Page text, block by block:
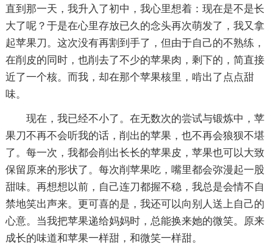
直到那一天，我升入了初中，我心里想着：现在是不是长
大了呢？于是在心里存放已久的念头再次萌发了，我又拿
起苹果刀。这次没有再割到手了，但由于自己的不熟练，
在削皮的同时，也削去了不少的苹果肉，剩下的，简直接
近了一个核。而我，却在那个苹果核里，啃出了点点甜
味。
现在，我已经不小了。在无数次的尝试与锻炼中，苹
果刀不再不会听我的话，削出的苹果，也不再会狼狈不堪
了。每一次，我都会削出长长的苹果皮，苹果也可以大致
保留原来的形状了。每次削苹果吃，嘴里都会弥漫起一股
甜味。再想想以前，自己连刀都握不稳，我总是会情不自
禁地笑出声来。更可喜的是，我还可以向别人送上自己的
心意。当我把苹果递给妈妈时，总能换来她的微笑。原来
成长的味道和苹果一样甜，和微笑一样甜。